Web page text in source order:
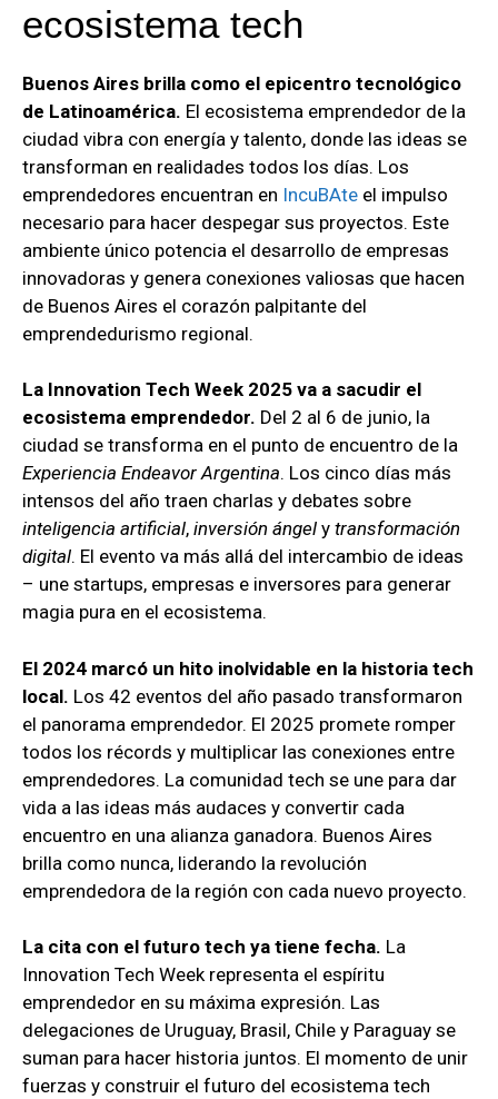
ecosistema tech
Buenos Aires brilla como el epicentro tecnológico
de Latinoamérica. El ecosistema emprendedor de la
ciudad vibra con energía y talento, donde las ideas se
transforman en realidades todos los días. Los
emprendedores encuentran en IncuBAte el impulso
necesario para hacer despegar sus proyectos. Este
ambiente único potencia el desarrollo de empresas
innovadoras y genera conexiones valiosas que hacen
de Buenos Aires el corazón palpitante del
emprendedurismo regional.
La Innovation Tech Week 2025 va a sacudir el
ecosistema emprendedor. Del 2 al 6 de junio, la
ciudad se transforma en el punto de encuentro de la
Experiencia Endeavor Argentina. Los cinco días más
intensos del año traen charlas y debates sobre
inteligencia artificial, inversión ángel y transformación
digital. El evento va más allá del intercambio de ideas
– une startups, empresas e inversores para generar
magia pura en el ecosistema.
El 2024 marcó un hito inolvidable en la historia tech
local. Los 42 eventos del año pasado transformaron
el panorama emprendedor. El 2025 promete romper
todos los récords y multiplicar las conexiones entre
emprendedores. La comunidad tech se une para dar
vida a las ideas más audaces y convertir cada
encuentro en una alianza ganadora. Buenos Aires
brilla como nunca, liderando la revolución
emprendedora de la región con cada nuevo proyecto.
La cita con el futuro tech ya tiene fecha. La
Innovation Tech Week representa el espíritu
emprendedor en su máxima expresión. Las
delegaciones de Uruguay, Brasil, Chile y Paraguay se
suman para hacer historia juntos. El momento de unir
fuerzas y construir el futuro del ecosistema tech